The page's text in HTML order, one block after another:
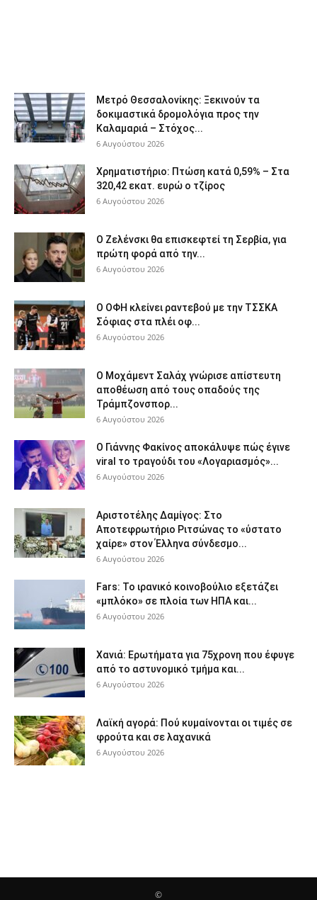
Μετρό Θεσσαλονίκης: Ξεκινούν τα
δοκιμαστικά δρομολόγια προς την
Καλαμαριά – Στόχος...
6 Αυγούστου 2026
Χρηματιστήριο: Πτώση κατά 0,59% – Στα
320,42 εκατ. ευρώ ο τζίρος
6 Αυγούστου 2026
Ο Ζελένσκι θα επισκεφτεί τη Σερβία, για
πρώτη φορά από την...
6 Αυγούστου 2026
Ο ΟΦΗ κλείνει ραντεβού με την ΤΣΣΚΑ
Σόφιας στα πλέι οφ...
6 Αυγούστου 2026
Ο Μοχάμεντ Σαλάχ γνώρισε απίστευτη
αποθέωση από τους οπαδούς της
Τράμπζονσπορ...
6 Αυγούστου 2026
Ο Γιάννης Φακίνος αποκάλυψε πώς έγινε
viral το τραγούδι του «Λογαριασμός»...
6 Αυγούστου 2026
Αριστοτέλης Δαμίγος: Στο
Αποτεφρωτήριο Ριτσώνας το «ύστατο
χαίρε» στον Έλληνα σύνδεσμο...
6 Αυγούστου 2026
Fars: Το ιρανικό κοινοβούλιο εξετάζει
«μπλόκο» σε πλοία των ΗΠΑ και...
6 Αυγούστου 2026
Χανιά: Ερωτήματα για 75χρονη που έφυγε
από το αστυνομικό τμήμα και...
6 Αυγούστου 2026
Λαϊκή αγορά: Πού κυμαίνονται οι τιμές σε
φρούτα και σε λαχανικά
6 Αυγούστου 2026
©